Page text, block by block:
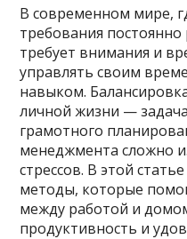
В современном мире,
требования постоянно
требует внимания и
управлять своим
навыком.
личной жизни —
грамотного
менеджмента сложно
стрессов. В этой
методы, которые
между работой и
продуктивность и